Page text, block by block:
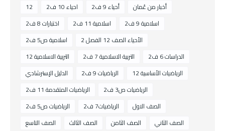
12 احياء 10 ف2 أحياء 9 ف2
أخبار من عُمان
اختبارات 8 ف2
اسلامية 11 ف2
اسلامية 9 ف2
اسلامية ص5 ف2
الأحياء الصف 12 الفصل 2
التربية الاسلامية 12
التربية الاسلامية 7 ف2
الدراسات 6 ف2
الدليل الإسترشادي
الرياضيات 9 ف2
الرياضيات الأساسية 12
الرياضيات المتقدمة 11 ف2
الرياضيات ص3 ف2
الرياضيات ص5 ف2
الرياضيات7 ف2
الصف الاول
الصف التاسع
الصف الثالث الصف الثامن
الصف الثاني